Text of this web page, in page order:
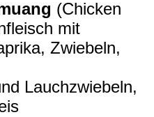
(Chicken
mit
Zwiebeln,
Lauchzwiebeln,